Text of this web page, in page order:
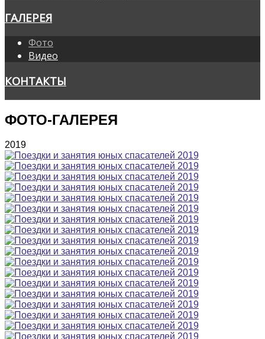
ГАЛЕРЕЯ
Фото
Видео
КОНТАКТЫ
ФОТО-ГАЛЕРЕЯ
2019